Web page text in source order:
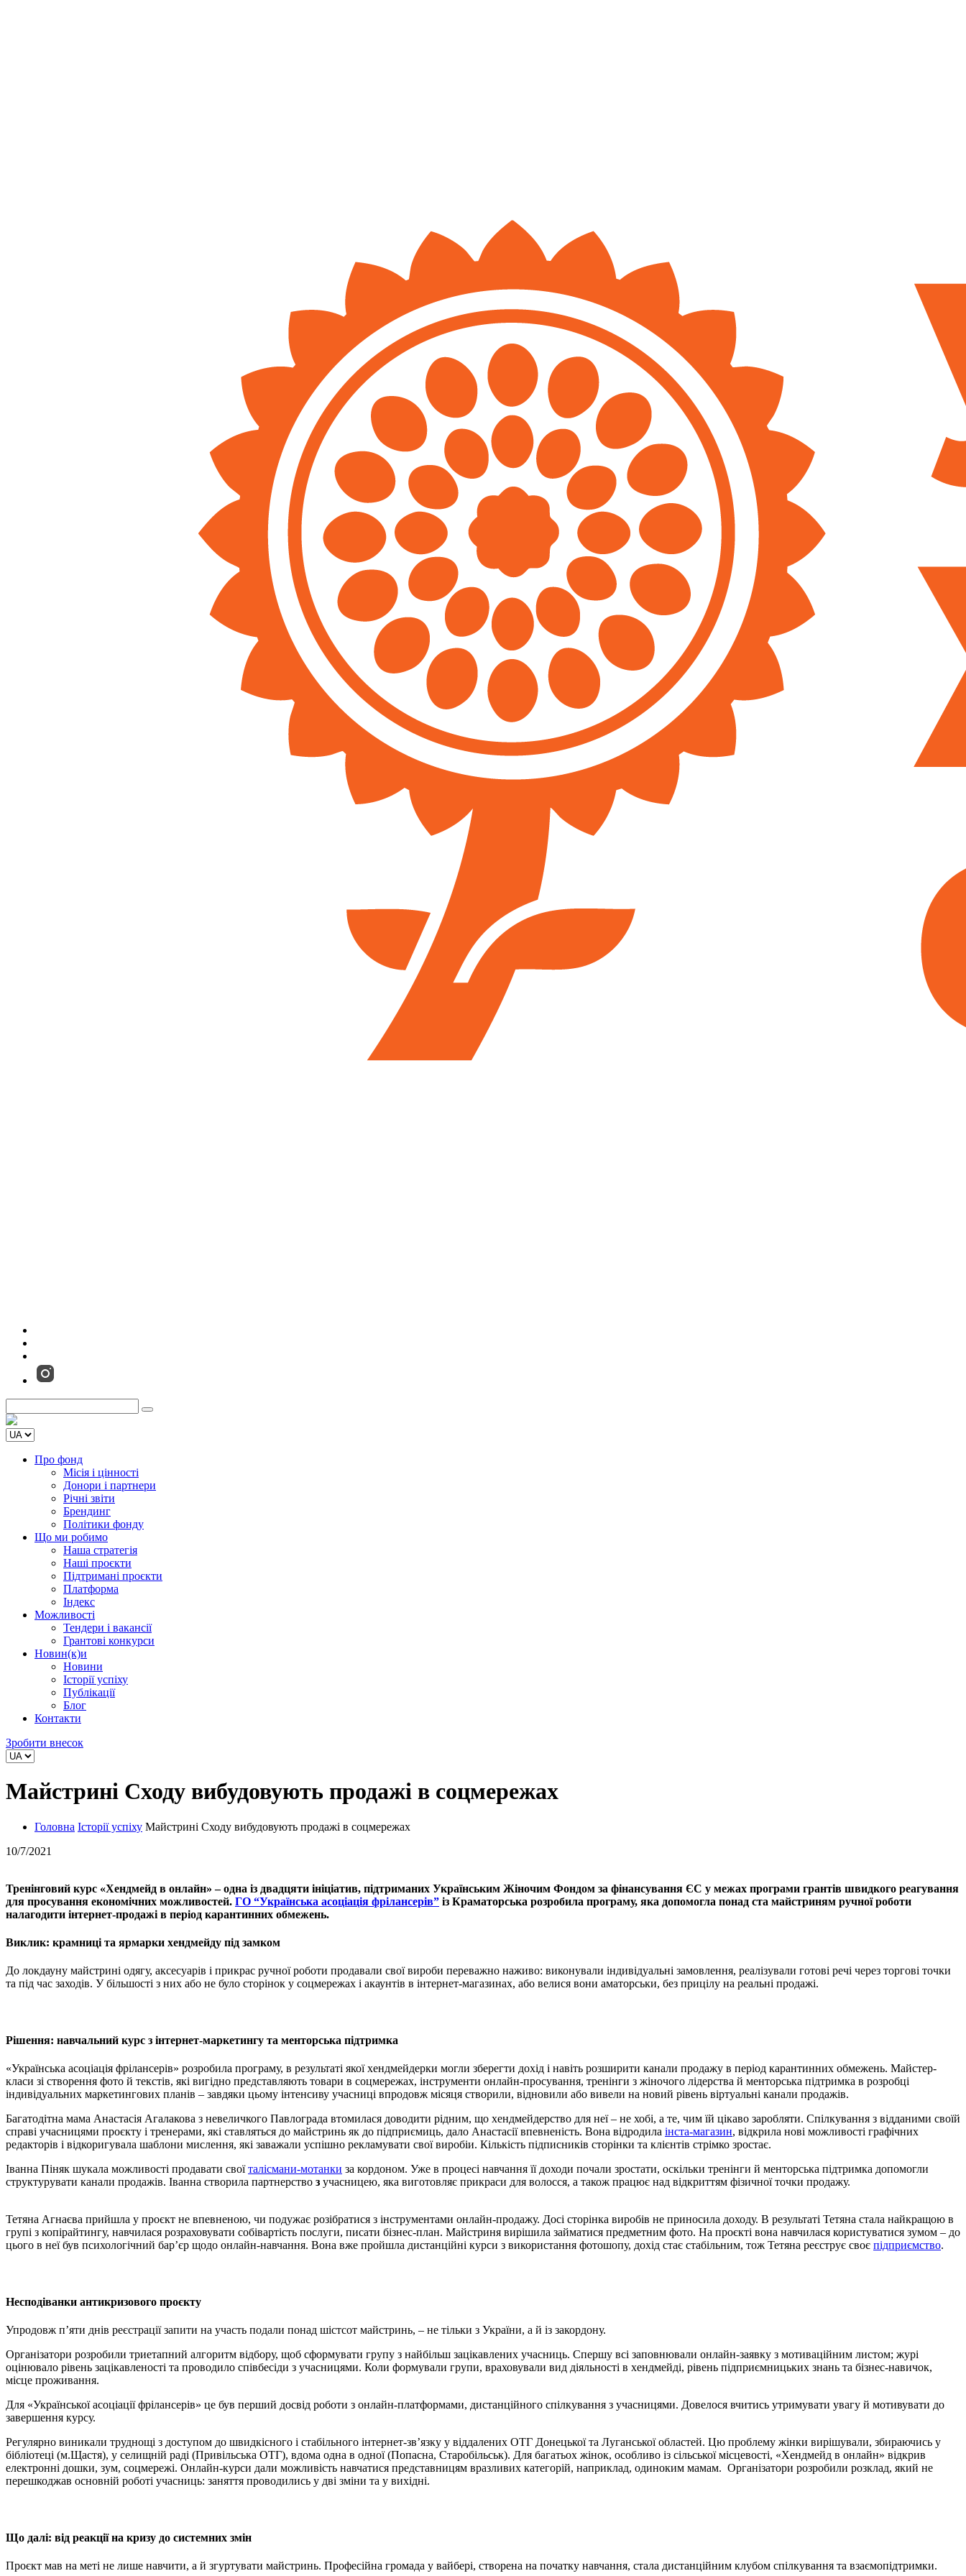
Про фонд
Місія і цінності
Донори і партнери
Річні звіти
Брендинг
Політики фонду
Що ми робимо
Наша стратегія
Наші проєкти
Підтримані проєкти
Платформа
Індекс
Можливості
Тендери і вакансії
Грантові конкурси
Новин(к)и
Новини
Історії успіху
Публікації
Блог
Контакти
Зробити внесок
Майстрині Сходу вибудовують продажі в соцмережах
Головна Історії успіху Майстрині Сходу вибудовують продажі в соцмережах
10/7/2021
Тренінговий курс «Хендмейд в онлайн» – одна із двадцяти ініціатив, підтриманих Українським Жіночим Фондом за фінансування ЄС у межах програми грантів швидкого реагування
для просування економічних можливостей. ГО “Українська асоціація фрілансерів” із Краматорська розробила програму, яка допомогла понад ста майстриням ручної роботи
налагодити інтернет-продажі в період карантинних обмежень.
Виклик: крамниці та ярмарки хендмейду під замком
До локдауну майстрині одягу, аксесуарів і прикрас ручної роботи продавали свої вироби переважно наживо: виконували індивідуальні замовлення, реалізували готові речі через торгові точки
та під час заходів. У більшості з них або не було сторінок у соцмережах і акаунтів в інтернет-магазинах, або велися вони аматорськи, без прицілу на реальні продажі.
Рішення: навчальний курс з інтернет-маркетингу та менторська підтримка
«Українська асоціація фрілансерів» розробила програму, в результаті якої хендмейдерки могли зберегти дохід і навіть розширити канали продажу в період карантинних обмежень. Майстер-
класи зі створення фото й текстів, які вигідно представляють товари в соцмережах, інструменти онлайн-просування, тренінги з жіночого лідерства й менторська підтримка в розробці
індивідуальних маркетингових планів – завдяки цьому інтенсиву учасниці впродовж місяця створили, відновили або вивели на новий рівень віртуальні канали продажів.
Багатодітна мама Анастасія Агалакова з невеличкого Павлограда втомилася доводити рідним, що хендмейдерство для неї – не хобі, а те, чим їй цікаво заробляти. Спілкування з відданими своїй
справі учасницями проєкту і тренерами, які ставляться до майстринь як до підприємиць, дало Анастасії впевненість. Вона відродила інста-магазин, відкрила нові можливості графічних
редакторів і відкоригувала шаблони мислення, які заважали успішно рекламувати свої виробіи. Кількість підписників сторінки та клієнтів стрімко зростає.
Іванна Піняк шукала можливості продавати своїталісмани-мотанки за кордоном. Уже в процесі навчання її доходи почали зростати, оскільки тренінги й менторська підтримка допомогли
структурувати канали продажів. Іванна створила партнерство з учасницею, яка виготовляє прикраси для волосся, а також працює над відкриттям фізичної точки продажу.
Тетяна Агнаєва прийшла у проєкт не впевненою, чи подужає розібратися з інструментами онлайн-продажу. Досі сторінка виробів не приносила доходу. В результаті Тетяна стала найкращою в
групі з копірайтингу, навчилася розраховувати собівартість послуги, писати бізнес-план. Майстриня вирішила займатися предметним фото. На проєкті вона навчилася користуватися зумом – до
цього в неї був психологічний бар’єр щодо онлайн-навчання. Вона вже пройшла дистанційні курси з використання фотошопу, дохід стає стабільним, тож Тетяна реєструє своє підприємство.
Несподіванки антикризового проєкту
Упродовж п’яти днів реєстрації запити на участь подали понад шістсот майстринь, – не тільки з України, а й із закордону.
Організатори розробили триетапний алгоритм відбору, щоб сформувати групу з найбільш зацікавлених учасниць. Спершу всі заповнювали онлайн-заявку з мотиваційним листом; журі
оцінювало рівень зацікавленості та проводило співбесіди з учасницями. Коли формували групи, враховували вид діяльності в хендмейді, рівень підприємницьких знань та бізнес-навичок,
місце проживання.
Для «Української асоціації фрілансерів» це був перший досвід роботи з онлайн-платформами, дистанційного спілкування з учасницями. Довелося вчитись утримувати увагу й мотивувати до
завершення курсу.
Регулярно виникали труднощі з доступом до швидкісного і стабільного інтернет-зв’язку у віддалених ОТГ Донецької та Луганської областей. Цю проблему жінки вирішували, збираючись у
бібліотеці (м.Щастя), у селищній раді (Привільська ОТГ), вдома одна в одної (Попасна, Старобільськ). Для багатьох жінок, особливо із сільської місцевості, «Хендмейд в онлайн» відкрив
електронні дошки, зум, соцмережі. Онлайн-курси дали можливість навчатися представницям вразливих категорій, наприклад, одиноким мамам. Організатори розробили розклад, який не
перешкоджав основній роботі учасниць: заняття проводились у дві зміни та у вихідні.
Що далі: від реакції на кризу до системних змін
Проєкт мав на меті не лише навчити, а й згуртувати майстринь. Професійна громада у вайбері, створена на початку навчання, стала дистанційним клубом спілкування та взаємопідтримки.